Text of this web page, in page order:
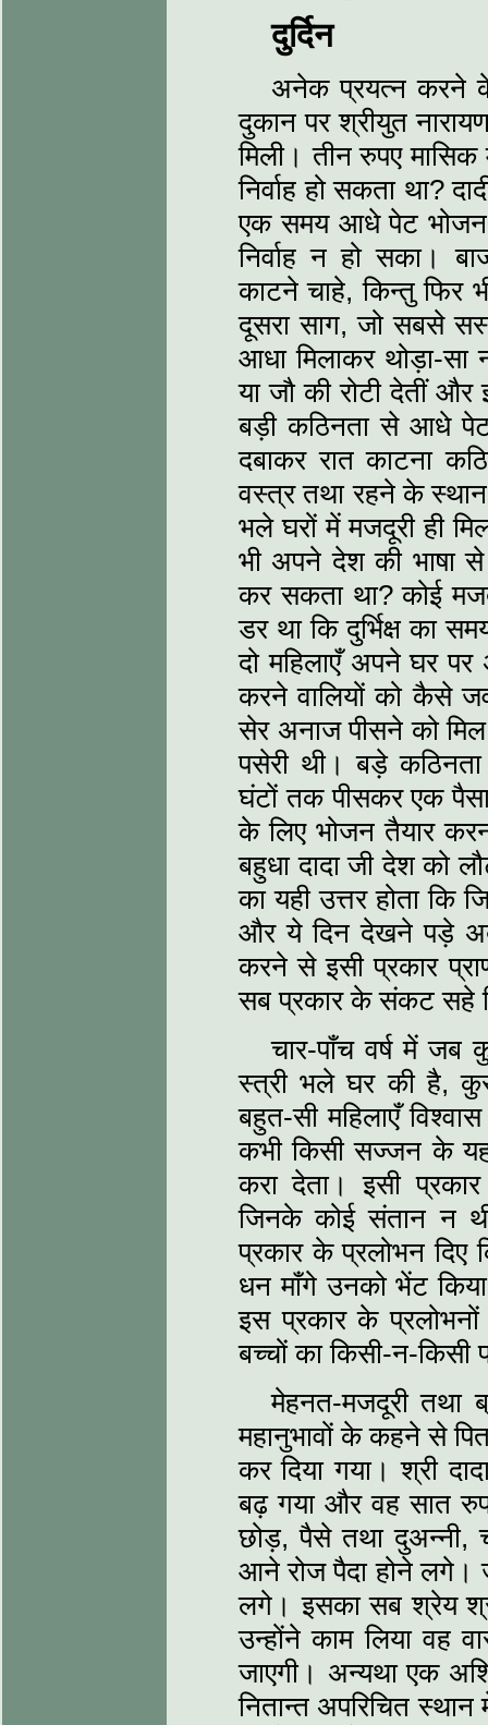
दुर्दिन
अनेक प्रयत्‍न करने के
दुकान पर श्रीयुत
मिली। तीन रुपए मासिक
निर्वाह हो सकता था?
एक समय आधे पेट भोजन
निर्वाह न हो सका।
काटने चाहे, किन्तु फिर
दूसरा साग, जो सबसे
आधा मिलाकर थोड़ा-
या जौ की रोटी देतीं
बड़ी कठिनता से आधे
दबाकर रात काटना
वस्‍त्र तथा रहने के स्थान
भले घरों में मजदूरी ही
भी अपने देश की भाषा
कर सकता था? कोई
डर था कि दुर्भिक्ष का
दो महिलाएँ अपने घर पर
करने वालियों को कैसे
सेर अनाज पीसने को
पसेरी थी। बड़े
घंटों तक पीसकर एक
के लिए भोजन तैयार
बहुधा दादा जी देश को
का यही उत्तर होता कि
और ये दिन देखने पड़े अब
करने से इसी प्रकार
सब प्रकार के संकट सहे
चार-पाँच वर्ष में
स्‍त्री भले घर की है,
बहुत-सी महिलाएँ
कभी किसी सज्जन के
करा देता। इसी
जिनके कोई संतान न
प्रकार के प्रलोभन
धन माँगे उनको भेंट किया
इस प्रकार के
बच्चों का किसी-न-किसी
मेहनत-मजदूरी तथा
महानुभावों के कहने से
कर दिया गया। श्री
बढ़ गया और वह सात
छोड़, पैसे तथा दुअन्नी,
आने रोज पैदा होने लगे।
लगे। इसका सब श्रेय
उन्होंने काम लिया वह
जाएगी। अन्यथा एक
नितान्त अपरिचित